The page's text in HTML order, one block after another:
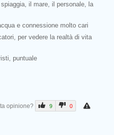
il mare, il personale, la
e connessione molto cari
per vedere la realtà di vita
puntuale
opinione? 9 0